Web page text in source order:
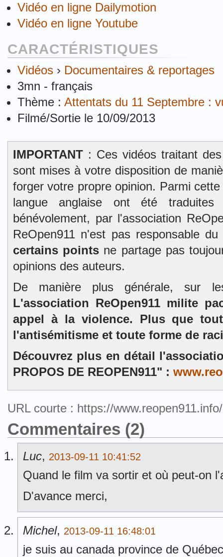
Vidéo en ligne Dailymotion
Vidéo en ligne Youtube
CARACTÉRISTIQUES
Vidéos › Documentaires & reportages
3mn - français
Thème : Attentats du 11 Septembre :
Filmé/Sortie le 10/09/2013
IMPORTANT : Ces vidéos traitant
sont mises à votre disposition de
forger votre propre opinion. Parmi
langue anglaise ont été
bénévolement, par l'association
ReOpen911 n'est pas responsable
certains points ne partage pas
opinions des auteurs.
De manière plus générale, sur
L'association ReOpen911 milite
appel à la violence. Plus que
l'antisémitisme et toute forme de
Découvrez plus en détail
PROPOS DE REOPEN911" :
URL courte : https://
Commentaires (2)
Luc, 2013-09-11 10:41:52
Quand le film va sortir et où peut-on
D'avance merci,
Michel, 2013-09-11 16:48:01
je suis au canada province de